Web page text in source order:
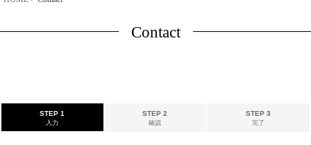
Contact
STEP 1
入力
STEP 2
確認
STEP 3
完了